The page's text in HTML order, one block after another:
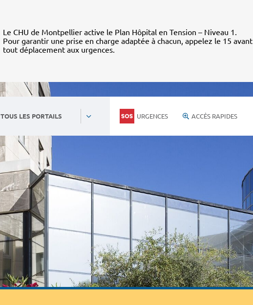
Le CHU de Montpellier active le Plan Hôpital en Tension – Niveau 1.
Pour garantir une prise en charge adaptée à chacun, appelez le 15 avant
tout déplacement aux urgences.
TOUS LES PORTAILS URGENCES ACCÈS RAPIDES